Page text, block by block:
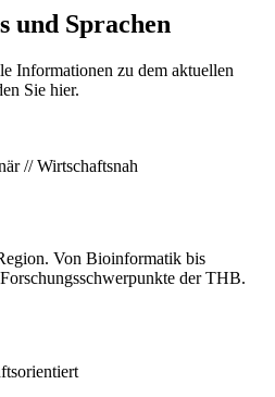
und Sprachen
Informationen zu dem aktuellen
Sie hier.
// Wirtschaftsnah
Von Bioinformatik bis
der THB.